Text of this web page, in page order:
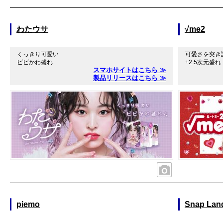
わたウサ
くっきり可愛い
ビビかわ盛れ
スマホサイトはこちら ≫
製品リリースはこちら ≫
√me2
可愛さを突き
+2.5次元盛れ
piemo Snap